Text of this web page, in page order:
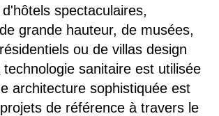
spectaculaires,
grande hauteur, de musées,
ou de villas design
sanitaire est utilisée
architecture sophistiquée est
de référence à travers le